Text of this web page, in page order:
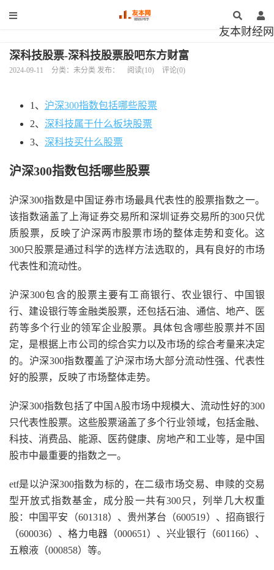
友本财经网
深科技股票-深科技股票股吧东方财富
2024-09-11 分类：未分类 发布： 阅读(10) 评论(0)
1、 沪深300指数包括哪些股票
2、 深科技属于什么板块股票
3、 深科技买什么股票
沪深300指数包括哪些股票
沪深300指数是中国证券市场最具代表性的股票指数之一。
该指数涵盖了上海证券交易所和深圳证券交易所的300只优
质股票，反映了沪深两市股票市场的整体走势和变化。这
300只股票是通过科学的选样方法选取的，具有良好的市场
代表性和流动性。
沪深300包含的股票主要有工商银行、农业银行、中国银
行、建设银行等金融类股票，还包括石油、通信、地产、医
药等多个行业的领军企业股票。具体包含哪些股票并不固
定，是根据上市公司的综合实力以及市场的综合考量来决定
的。沪深300指数覆盖了沪深市场大部分流动性强、代表性
好的股票，反映了市场整体走势。
沪深300指数包括了中国A股市场中规模大、流动性好的300
只代表性股票。这些股票涵盖了多个行业领域，包括金融、
科技、消费品、能源、医药健康、房地产和工业等，是中国
股市中最重要的指数之一。
etf是以沪深300指数为标的，在二级市场交易、申赎的交易
型开放式指数基金，成分股一共有300只，列举几大权重
股：中国平安（601318）、贵州茅台（600519）、招商银行
（600036）、格力电器（000651）、兴业银行（601166）、
五粮液（000858）等。